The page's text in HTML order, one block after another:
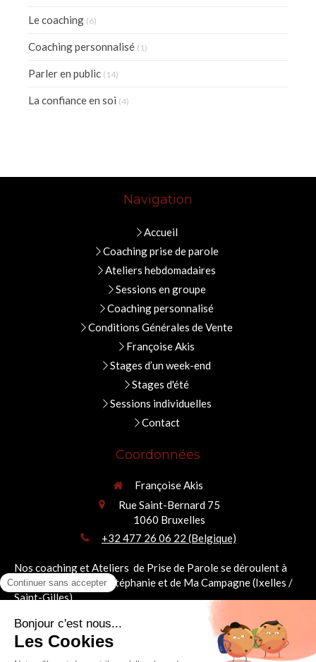
Le coaching (6)
Coaching personnalisé (1)
Parler en public (14)
La confiance en soi (4)
Navigation
Accueil
Coaching prise de parole
Ateliers hebdomadaires
Sessions en groupe
Coaching personnalisé
Conditions Générales de Vente
Françoise Akis
Stages d’un week-end
Stages d'été
Sessions individuelles
Contact
Coordonnées
Françoise Akis
Rue Saint-Bernard 75
1060 Bruxelles
+32 477 26 06 22 (Belgique)
Nos coaching et Ateliers de Prise de Parole se déroulent à
deux pas de la Place Stéphanie et de Ma Campagne (Ixelles /
Saint-Gilles).